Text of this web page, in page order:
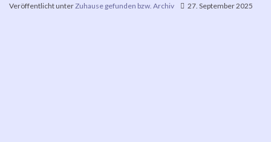
Veröffentlicht unterZuhause gefunden bzw. Archiv 27. September 2025